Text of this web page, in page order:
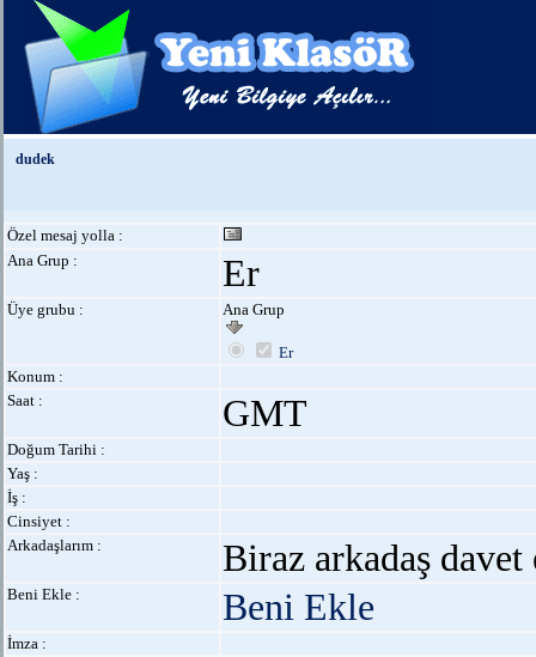
dudek
Özel mesaj yolla :
Ana Grup :
Er
Üye grubu : Ana Grup
Er
Konum :
Saat :
GMT
Doğum Tarihi :
Yaş :
İş :
Cinsiyet :
Arkadaşlarım :
Biraz arkadaş davet
Beni Ekle : Beni Ekle
İmza :